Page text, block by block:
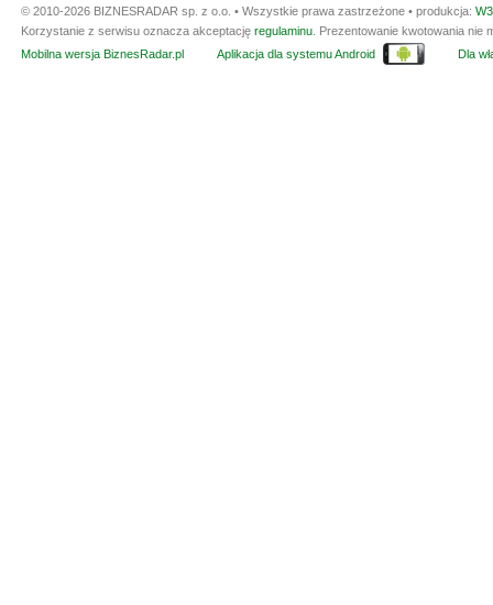
© 2010-2026 BIZNESRADAR sp. z o.o. • Wszystkie prawa zastrzeżone • produkcja:
Korzystanie z serwisu oznacza akceptację regulaminu . Prezentowanie kwotowania
Mobilna wersja BiznesRadar.pl
Aplikacja dla systemu Android Dla